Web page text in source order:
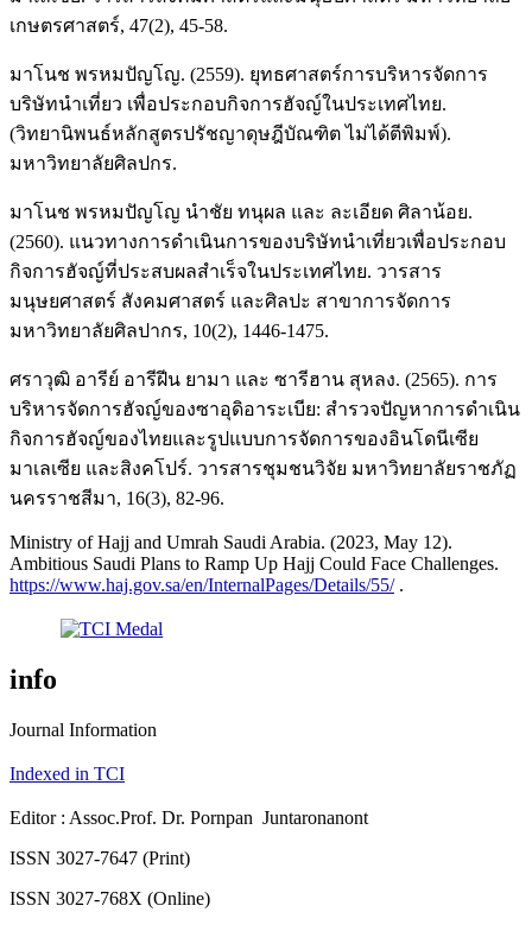
เกษตรศาสตร์, 47(2), 45-58.
มาโนช พรหมปัญโญ. (2559). ยุทธศาสตร์การบริหารจัดการ
บริษัทนำเที่ยว เพื่อประกอบกิจการฮัจญ์ในประเทศไทย.
(วิทยานิพนธ์หลักสูตรปรัชญาดุษฎีบัณฑิต ไม่ได้ตีพิมพ์).
มหาวิทยาลัยศิลปกร.
มาโนช พรหมปัญโญ นำชัย ทนุผล และ ละเอียด ศิลาน้อย.
(2560). แนวทางการดำเนินการของบริษัทนำเที่ยวเพื่อประกอบ
กิจการฮัจญ์ที่ประสบผลสำเร็จในประเทศไทย. วารสาร
มนุษยศาสตร์ สังคมศาสตร์ และศิลปะ สาขาการจัดการ
มหาวิทยาลัยศิลปากร, 10(2), 1446-1475.
ศราวุฒิ อารีย์ อารีฝีน ยามา และ ซารีฮาน สุหลง. (2565). การ
บริหารจัดการฮัจญ์ของซาอุดิอาระเบีย: สำรวจปัญหาการดำเนิน
กิจการฮัจญ์ของไทยและรูปแบบการจัดการของอินโดนีเซีย
มาเลเซีย และสิงคโปร์. วารสารชุมชนวิจัย มหาวิทยาลัยราชภัฏ
นครราชสีมา, 16(3), 82-96.
Ministry of Hajj and Umrah Saudi Arabia. (2023, May 12).
Ambitious Saudi Plans to Ramp Up Hajj Could Face Challenges.
https://www.haj.gov.sa/en/InternalPages/Details/55/.
info
Journal Information
Indexed in TCI
Editor : Assoc.Prof. Dr. Pornpan Juntaronanont
ISSN 3027-7647 (Print)
ISSN 3027-768X (Online)